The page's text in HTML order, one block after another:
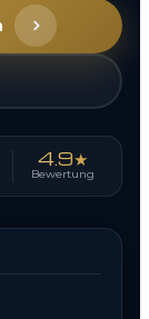
4.9★
Bewertung